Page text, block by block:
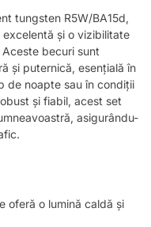
tungsten R5W/BA15d,
excelentă și o vizibilitate
becuri sunt
și puternică, esențială în
de noapte sau în condiții
și fiabil, acest set
asigurându-
oferă o lumină caldă și